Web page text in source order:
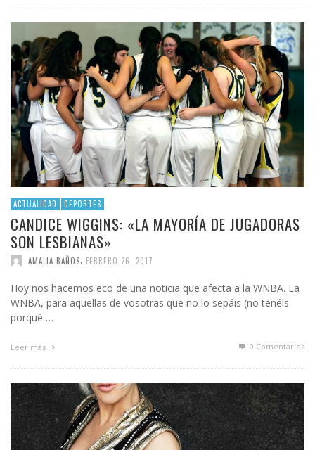
ACTUALIDAD DEPORTES
CANDICE WIGGINS: «LA MAYORÍA DE JUGADORAS
SON LESBIANAS»
AMALIA BAÑOS FEBRERO 26, 2017
Hoy nos hacemos eco de una noticia que afecta a la WNBA. La
WNBA, para aquellas de vosotras que no lo sepáis (no tenéis
porqué …
Leer más 0 Comentarios